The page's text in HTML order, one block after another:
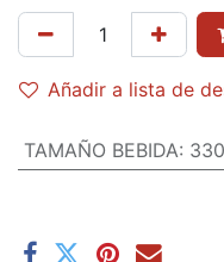
Añadir a lista de
TAMAÑO BEBIDA: